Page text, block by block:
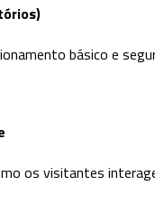
básico e
os visitantes